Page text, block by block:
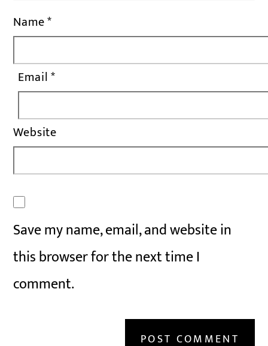
Name*
Email*
Website
Save my name, email, and website in
this browser for the next time I
comment.